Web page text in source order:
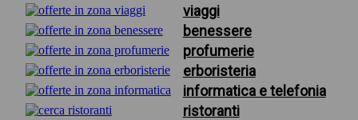
viaggi
benessere
profumerie
erboristeria
informatica e telefonia
ristoranti